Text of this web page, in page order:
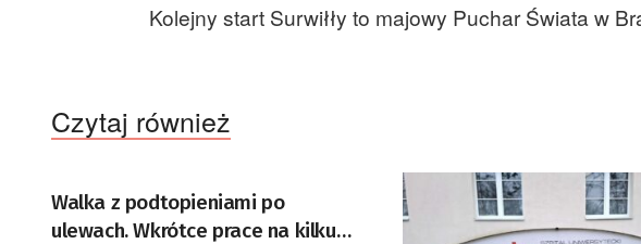
Kolejny start Surwiłły to majowy Puchar Świata w
Czytaj również
Walka z podtopieniami po
ulewach. Wkrótce prace na kilku